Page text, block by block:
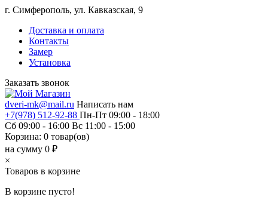
г. Симферополь, ул. Кавказская, 9
Доставка и оплата
Контакты
Замер
Установка
Заказать звонок
dveri-mk@mail.ru Написать нам
+7(978) 512-92-88 Пн-Пт 09:00 - 18:00
Сб 09:00 - 16:00 Вс 11:00 - 15:00
Корзина: 0 товар(ов)
на сумму 0 ₽
×
Товаров в корзине
В корзине пусто!